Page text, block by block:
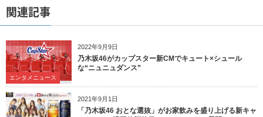
関連記事
2022年9月9日
エンタメニュース
乃木坂46がカップスター新CMでキュート×シュール
な“ニュニュダンス”
2021年9月1日
「乃木坂46 おとな選抜」がお家飲みを盛り上げる新キャ